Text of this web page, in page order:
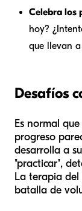
Celebra los
hoy?
que llevan
Desafíos
Es normal
progreso
desarrolla a
"practicar",
La terapia del
batalla de